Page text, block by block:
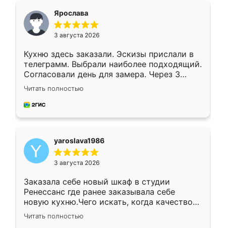
Ярослава
3 августа 2026
Кухню здесь заказали. Эскизы прислали в
телеграмм. Выбрали наиболее подходящий.
Согласовали день для замера. Через 3
недели кухня была уже готова. Остались
довольны работой. Спасибо Ренессанс
мебель за качественную работу!
Читать полностью
yaroslava1986
3 августа 2026
Заказала себе новый шкаф в студии
Ренессанс где ранее заказывала себе
новую кухню.Чего искать, когда качеством
вполне довольна. Служит кухня уже почти
два года, нареканий нет.
Читать полностью